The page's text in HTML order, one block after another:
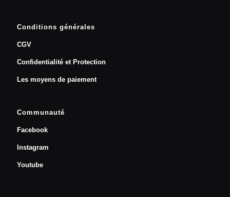
Conditions générales
CGV
Confidentialité et Protection
Les moyens de paiement
Communauté
Facebook
Instagram
Youtube